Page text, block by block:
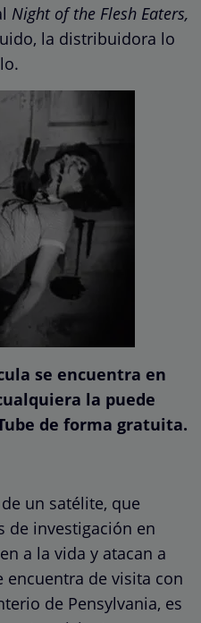
Night of the Flesh Eaters,
la distribuidora lo
se encuentra en
la puede
de forma gratuita.
un satélite, que
de investigación en
a la vida y atacan a
encuentra de visita con
de Pensylvania, es